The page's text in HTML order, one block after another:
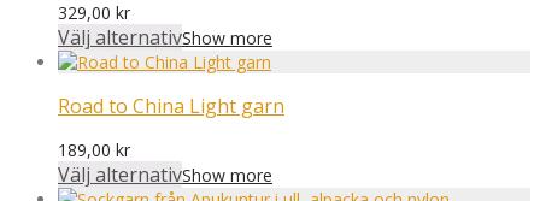
329,00 kr
Välj alternativShow more
Road to China Light garn
189,00 kr
Välj alternativShow more